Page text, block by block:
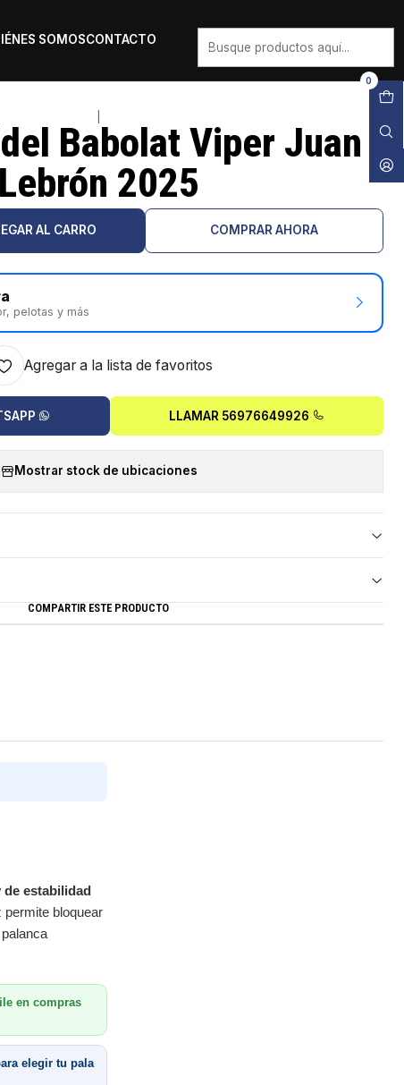
SOMOSCONTACTO
0
Babolat Viper Juan
Lebrón 2025
AL CARRO COMPRAR AHORA
pelotas y más
Agregar a la lista de favoritos
LLAMAR 56976649926
Mostrar stock de ubicaciones
COMPARTIR ESTE PRODUCTO
de estabilidad
permite bloquear
en compras
elegir tu pala